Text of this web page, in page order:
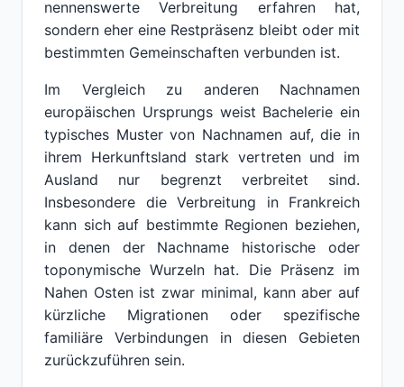
nennenswerte Verbreitung erfahren hat,
sondern eher eine Restpräsenz bleibt oder mit
bestimmten Gemeinschaften verbunden ist.
Im Vergleich zu anderen Nachnamen
europäischen Ursprungs weist Bachelerie ein
typisches Muster von Nachnamen auf, die in
ihrem Herkunftsland stark vertreten und im
Ausland nur begrenzt verbreitet sind.
Insbesondere die Verbreitung in Frankreich
kann sich auf bestimmte Regionen beziehen,
in denen der Nachname historische oder
toponymische Wurzeln hat. Die Präsenz im
Nahen Osten ist zwar minimal, kann aber auf
kürzliche Migrationen oder spezifische
familiäre Verbindungen in diesen Gebieten
zurückzuführen sein.